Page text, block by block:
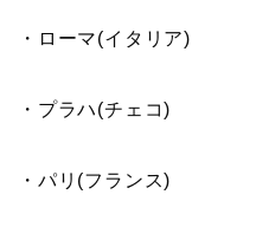
・ローマ(イタリア)
・プラハ(チェコ)
・パリ(フランス)